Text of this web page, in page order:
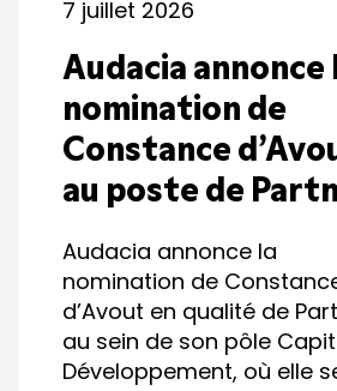
7 juillet 2026
Audacia annonce
nomination de
Constance
au poste de
Audacia annonce la
nomination de
d’Avout en qualité de
au sein de son pôle
Développement, où elle